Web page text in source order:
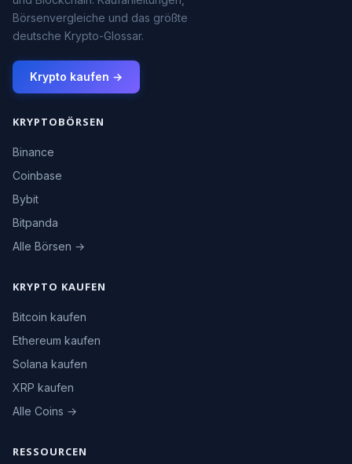
Börsenvergleiche und das größte
deutsche Krypto-Glossar.
Krypto kaufen →
KRYPTOBÖRSEN
Binance
Coinbase
Bybit
Bitpanda
Alle Börsen →
KRYPTO KAUFEN
Bitcoin kaufen
Ethereum kaufen
Solana kaufen
XRP kaufen
Alle Coins →
RESSOURCEN